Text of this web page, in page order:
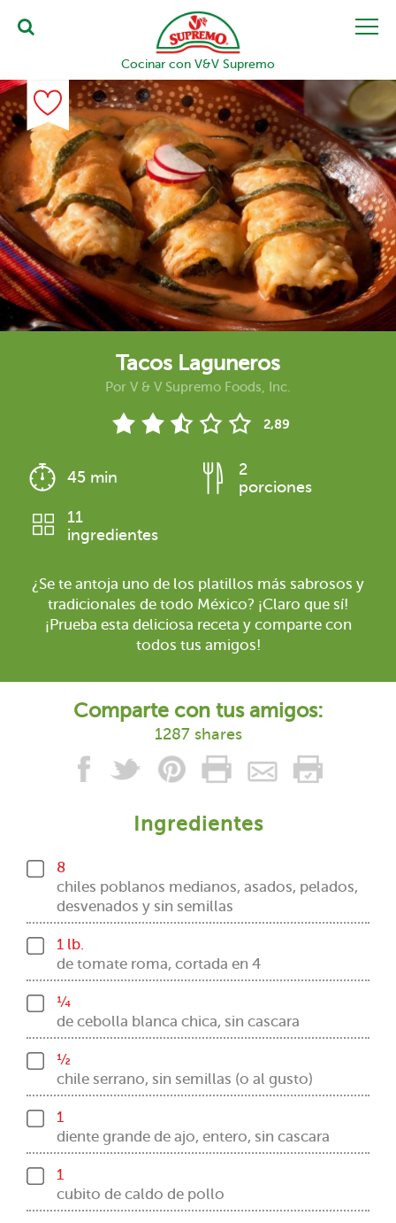
Cocinar con V&V Supremo
Tacos Laguneros
Por V & V Supremo Foods, Inc.
2,89
45 min
2
porciones
11
ingredientes
¿Se te antoja uno de los platillos más sabrosos y
tradicionales de todo México? ¡Claro que sí!
¡Prueba esta deliciosa receta y comparte con
todos tus amigos!
Comparte con tus amigos:
1287 shares
Ingredientes
8
chiles poblanos medianos, asados, pelados,
desvenados y sin semillas
1 lb.
de tomate roma, cortada en 4
¼
de cebolla blanca chica, sin cascara
½
chile serrano, sin semillas (o al gusto)
1
diente grande de ajo, entero, sin cascara
1
cubito de caldo de pollo